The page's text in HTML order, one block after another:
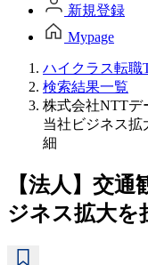
新規登録
Mypage
ハイクラス転職
検索結果一覧
株式会社NTTデ
当社ビジネス拡
細
【法人】交
ジネス拡大を